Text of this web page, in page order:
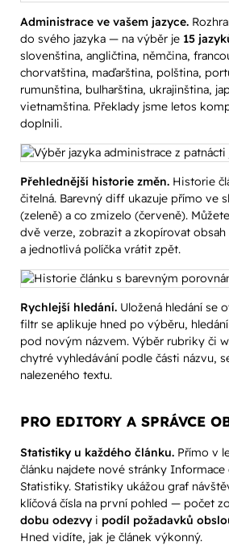
Administrace ve vašem jazyce.
do svého jazyka — na výběr je 15
slovenština, angličtina, němčina,
chorvatština, maďarština, polština,
rumunština, bulharština, ukrajinština,
vietnamština. Překlady jsme letos
doplnili.
Přehlednější historie změn. Historie
čitelná. Barevný diff ukazuje přímo ve
(zeleně) a co zmizelo (červeně).
dvě verze, zobrazit a zkopírovat
a jednotlivá políčka vrátit zpět.
Rychlejší hledání. Uložená hledání se
filtr se aplikuje hned po výběru,
pod novým názvem. Výběr rubriky či
chytré vyhledávání podle části názvu,
nalezeného textu.
PRO EDITORY A SPRÁVCE
Statistiky u každého článku. Přímo v
článku najdete nové stránky
Statistiky. Statistiky ukážou graf
klíčová čísla na první pohled — počet
dobu odezvy i podíl požadavků
Hned vidíte, jak je článek výkonný.